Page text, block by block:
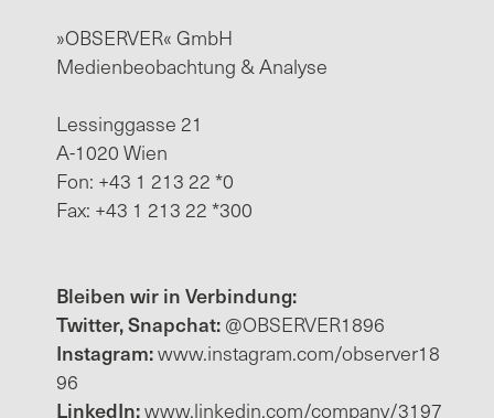
»OBSERVER« GmbH
Medienbeobachtung & Analyse
Lessinggasse 21
A-1020 Wien
Fon: +43 1 213 22 *0
Fax: +43 1 213 22 *300
Bleiben wir in Verbindung:
Twitter, Snapchat:@OBSERVER1896
Instagram:www.instagram.com/observer18
96
LinkedIn:www.linkedin.com/company/3197